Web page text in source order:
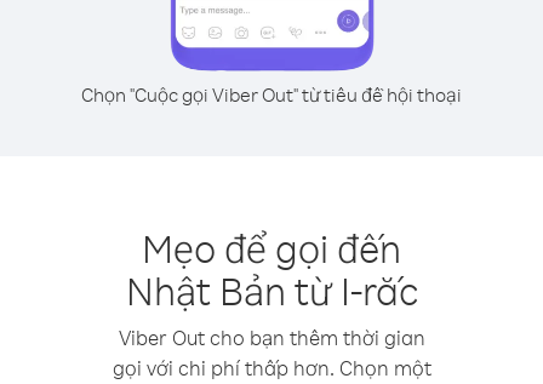
Chọn "Cuộc gọi Viber Out" từ tiêu đề hội thoại
Mẹo để gọi đến
Nhật Bản từ I-rắc
Viber Out cho bạn thêm thời gian
gọi với chi phí thấp hơn. Chọn một